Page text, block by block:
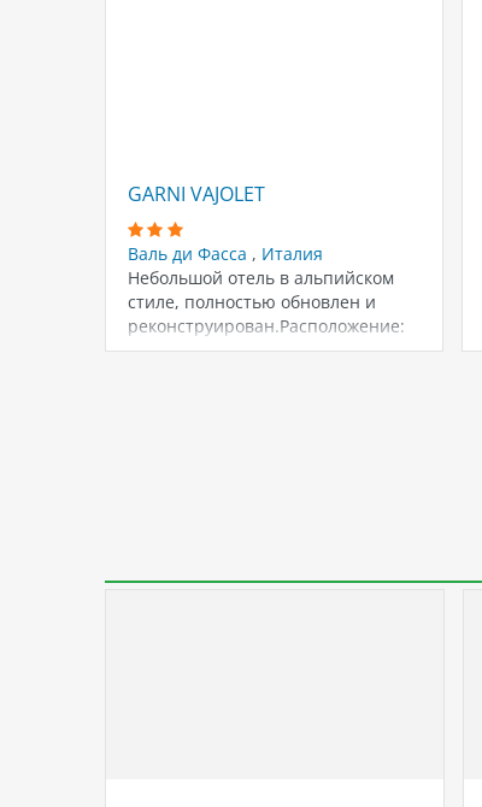
GARNI VAJOLET
Валь ди Фасса , Италия
Небольшой отель в альпийском
стиле, полностью обновлен и
реконструирован.Расположение:
расположен в 700 м от центра…